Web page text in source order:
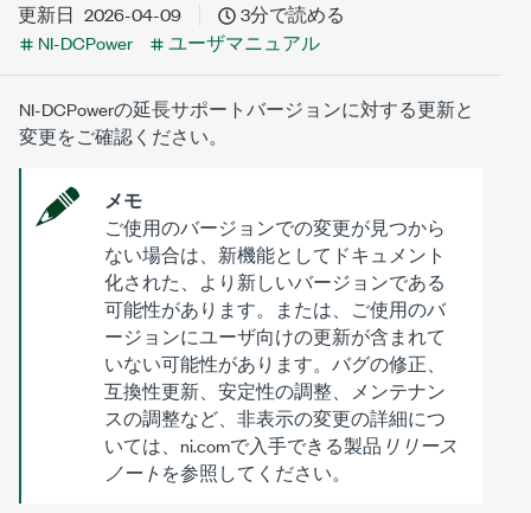
更新日 2026-04-09
3分で読める
NI-DCPower
ユーザマニュアル
NI-DCPowerの延長サポートバージョンに対する更新と
変更をご確認ください。
メモ
ご使用のバージョンでの変更が見つから
ない場合は、新機能としてドキュメント
化された、より新しいバージョンである
可能性があります。または、ご使用のバ
ージョンにユーザ向けの更新が含まれて
いない可能性があります。バグの修正、
互換性更新、安定性の調整、メンテナン
スの調整など、非表示の変更の詳細につ
いては、ni.comで入手できる製品 リリース
ノート を参照してください。